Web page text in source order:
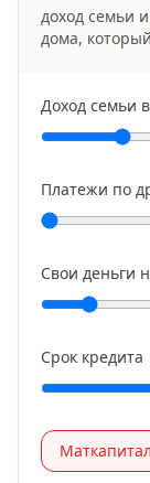
доход семьи
дома,
Доход семьи
Платежи по
Свои деньги
Срок кредита